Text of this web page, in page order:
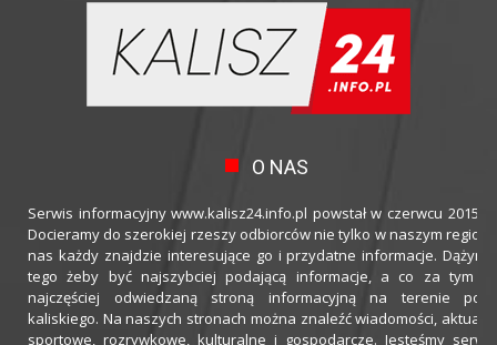
O NAS
Serwis informacyjny www.kalisz24.info.pl powstał w czerwcu 2015
Docieramy do szerokiej rzeszy odbiorców nie tylko w naszym
nas każdy znajdzie interesujące go i przydatne informacje.
tego żeby być najszybciej podającą informacje, a co za tym
najczęściej odwiedzaną stroną informacyjną na terenie
kaliskiego. Na naszych stronach można znaleźć wiadomości,
sportowe, rozrywkowe, kulturalne i gospodarcze. Jesteśmy